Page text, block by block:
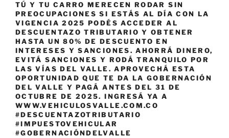
TÚ Y TU CARRO MERECEN RODAR SIN
PREOCUPACIONES SI ESTÁS AL DÍA CON LA
VIGENCIA 2025 PODÉS ACCEDER AL
DESCUENTAZO TRIBUTARIO Y OBTENER
HASTA UN 80% DE DESCUENTO EN
INTERESES Y SANCIONES. AHORRÁ DINERO,
EVITÁ SANCIONES Y RODÁ TRANQUILO POR
LAS VÍAS DEL VALLE. APROVECHÁ ESTA
OPORTUNIDAD QUE TE DA LA GOBERNACIÓN
DEL VALLE Y PAGÁ ANTES DEL 31 DE
OCTUBRE DE 2025. INGRESÁ YA A
WWW.VEHICULOSVALLE.COM.CO
#DESCUENTAZOTRIBUTARIO
#IMPUESTOVEHICULAR
#GOBERNACIÓNDELVALLE